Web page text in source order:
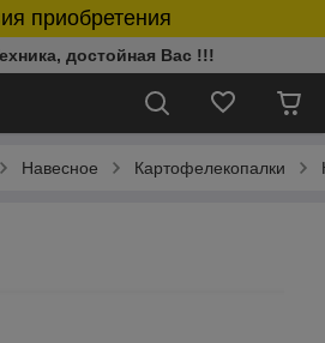
приобретения
достойная Вас !!!
Навесное Картофелекопалки